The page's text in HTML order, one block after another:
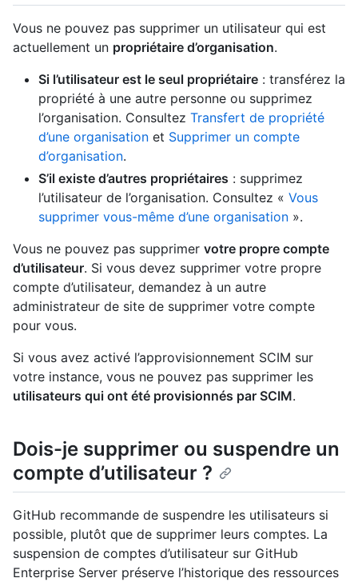
Vous ne pouvez pas supprimer un utilisateur qui est
actuellement un propriétaire d’organisation.
Si l’utilisateur est le seul propriétaire : transférez la
propriété à une autre personne ou supprimez
l’organisation. Consultez Transfert de propriété
d’une organisation et Supprimer un compte
d’organisation.
S’il existe d’autres propriétaires : supprimez
l’utilisateur de l’organisation. Consultez « Vous
supprimer vous-même d’une organisation ».
Vous ne pouvez pas supprimer votre propre compte
d’utilisateur. Si vous devez supprimer votre propre
compte d’utilisateur, demandez à un autre
administrateur de site de supprimer votre compte
pour vous.
Si vous avez activé l’approvisionnement SCIM sur
votre instance, vous ne pouvez pas supprimer les
utilisateurs qui ont été provisionnés par SCIM.
Dois-je supprimer ou suspendre un
compte d’utilisateur ?
GitHub recommande de suspendre les utilisateurs si
possible, plutôt que de supprimer leurs comptes. La
suspension de comptes d’utilisateur sur GitHub
Enterprise Server préserve l’historique des ressources